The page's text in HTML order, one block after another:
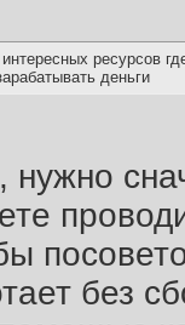
интересных ресурсов
деньги
нужно
без